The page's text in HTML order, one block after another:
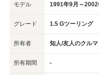
モデル 1991年9月～2002
グレード 1.5 Gツーリング
所有者 知人/友人のクルマ
所有期間 -